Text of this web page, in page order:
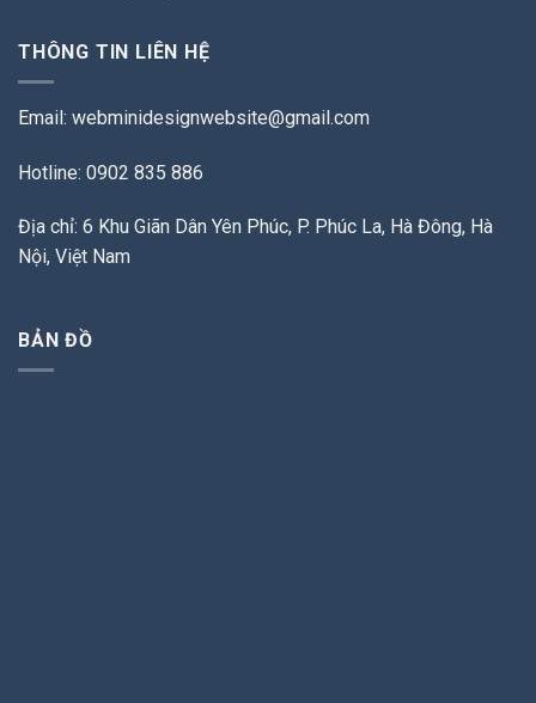
THÔNG TIN LIÊN HỆ
Email: webminidesignwebsite@gmail.com
Hotline: 0902 835 886
Địa chỉ: 6 Khu Giãn Dân Yên Phúc, P. Phúc La, Hà Đông, Hà
Nội, Việt Nam
BẢN ĐỒ